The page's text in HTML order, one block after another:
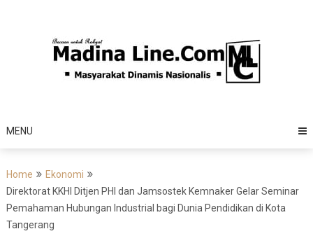
MENU
Home
Ekonomi
Direktorat KKHI Ditjen PHI dan Jamsostek Kemnaker Gelar Seminar
Pemahaman Hubungan Industrial bagi Dunia Pendidikan di Kota
Tangerang